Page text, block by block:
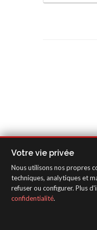
Votre vie privée
Nous utilisons nos propres
techniques, analytiques et
refuser ou configurer. Plus
confidentialité.